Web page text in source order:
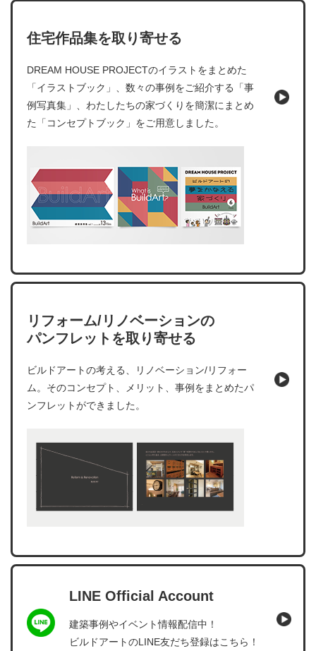
住宅作品集を取り寄せる
DREAM HOUSE PROJECTのイラストをまとめた
「イラストブック」、数々の事例をご紹介する「事
例写真集」、わたしたちの家づくりを簡潔にまとめ
た「コンセプトブック」をご用意しました。
リフォーム/リノベーションの
パンフレットを取り寄せる
ビルドアートの考える、リノベーション/リフォー
ム。そのコンセプト、メリット、事例をまとめたパ
ンフレットができました。
LINE Official Account
建築事例やイベント情報配信中！
ビルドアートのLINE友だち登録はこちら！